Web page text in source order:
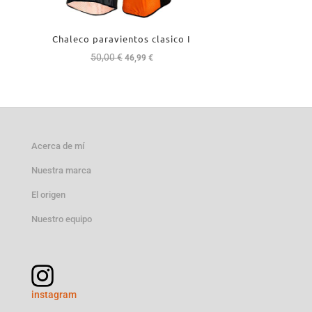
Chaleco paravientos clasico I
50,00€ El
46,99 €El
Acerca de mí
Nuestra marca
El origen
Nuestro equipo
instagram